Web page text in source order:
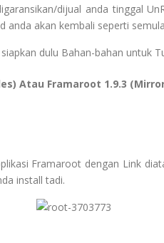
dijual anda tinggal
anda akan kembali seperti
dulu Bahan-bahan untuk
Atau Framaroot 1.9.3
Framaroot dengan Link
install tadi.